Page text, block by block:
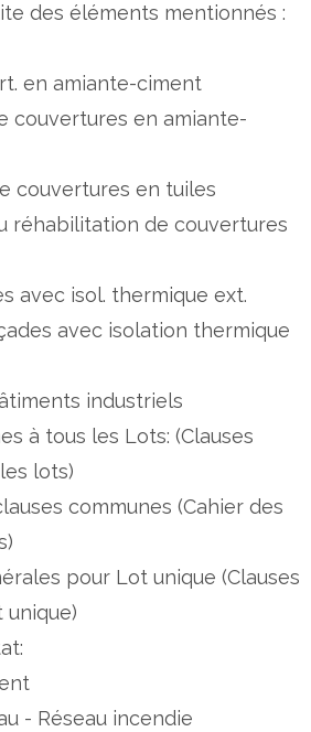
des éléments mentionnés :
en amiante-ciment
couvertures en amiante-
couvertures en tuiles
réhabilitation de couvertures
avec isol. thermique ext.
avec isolation thermique
industriels
à tous les Lots: (Clauses
lots)
communes (Cahier des
pour Lot unique (Clauses
- Réseau incendie